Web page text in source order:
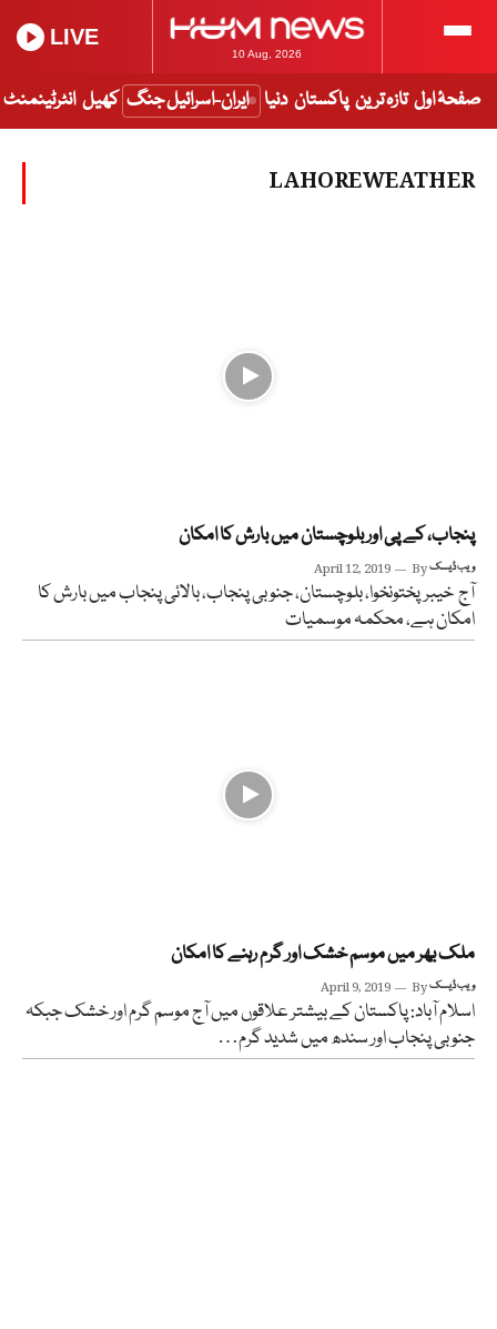
10 Aug, 2026
LIVE
صفحۂ اول تازہ ترین پاکستان دنیا ایران-اسرائیل جنگ کھیل انٹرٹینمنٹ
LAHOREWEATHER
پنجاب، کے پی اور بلوچستان میں بارش کا امکان
April 12, 2019 Byویب ڈیسک
آج خیبرپختونخوا، بلوچستان، جنوبی پنجاب، بالائی پنجاب میں بارش کا
امکان ہے، محکمہ موسمیات
ملک بھر میں موسم خشک اور گرم رہنے کا امکان
April 9, 2019 Byویب ڈیسک
اسلام آباد: پاکستان کے بیشتر علاقوں میں آج موسم گرم اور خشک جبکہ
جنوبی پنجاب اور سندھ میں شدید گرم…